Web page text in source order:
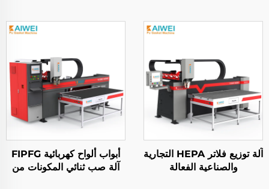
آلة توزيع فلاتر HEPA التجارية
والصناعية الفعالة
أبواب ألواح كهربائية FIPFG
آلة صب ثنائي المكونات من